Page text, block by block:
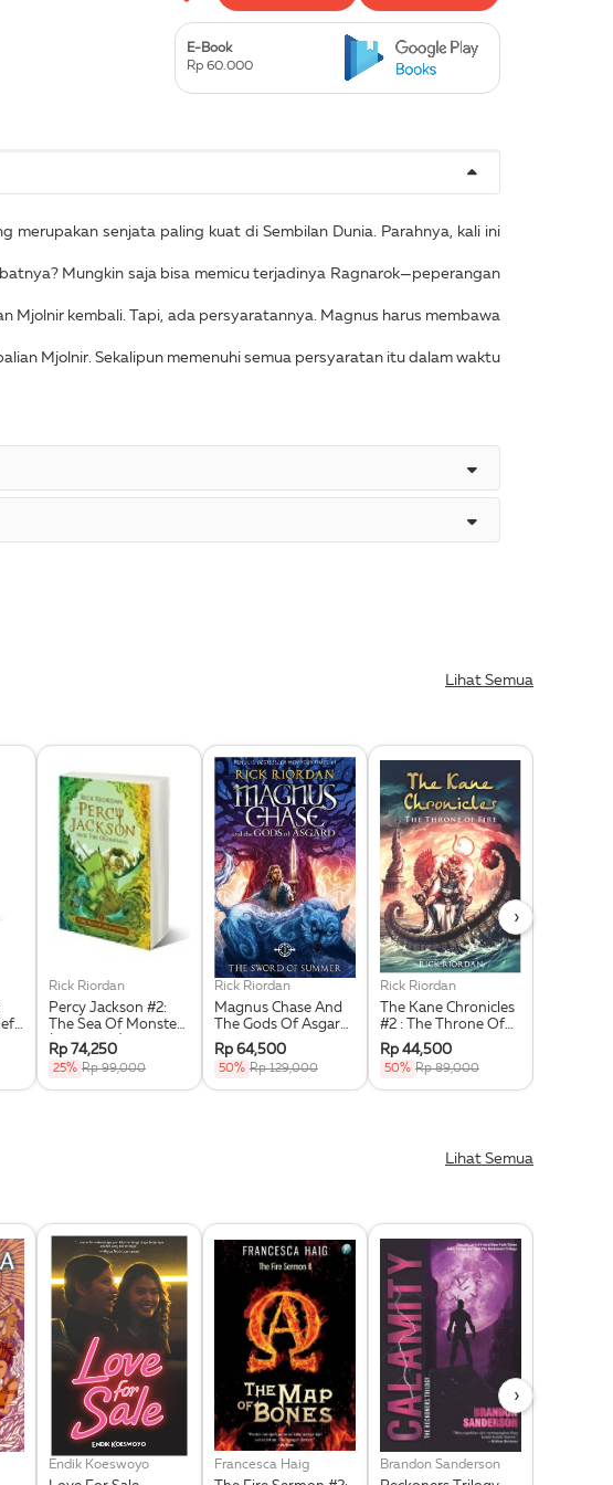
E-Book
Rp 60.000
senjata paling kuat di Sembilan Dunia. Parahnya, kali ini
Mungkin saja bisa memicu terjadinya Ragnarok—peperangan
Mjolnir kembali. Tapi, ada persyaratannya. Magnus harus membawa
Mjolnir. Sekalipun memenuhi semua persyaratan itu dalam waktu
Lihat Semua
Rick Riordan
Percy Jackson #2:
The Sea Of Monsters
(Republish)
Rp 74,250
25% Rp 99,000
Rick Riordan
Magnus Chase And
The Gods Of Asgard
#1, The Sword Of
Summer
Rp 64,500
50% Rp 129,000
Rick Riordan
The Kane Chronicles
#2 : The Throne Of
Fire
Rp 44,500
50% Rp 89,000
›
Lihat Semua
Endik Koeswoyo Francesca Haig Brandon Sanderson
›